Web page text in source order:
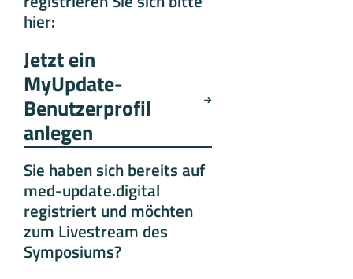
hier:
Jetzt ein
MyUpdate-
Benutzerprofil
anlegen
Sie haben sich bereits auf
med-update.digital
registriert und möchten
zum Livestream des
Symposiums?